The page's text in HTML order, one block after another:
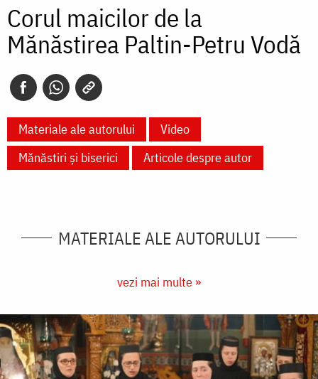
Corul maicilor de la
Mănăstirea Paltin-Petru Vodă
Materiale ale autorului
Video
Mănăstiri și biserici
Articole despre autor
MATERIALE ALE AUTORULUI
vezi mai multe »